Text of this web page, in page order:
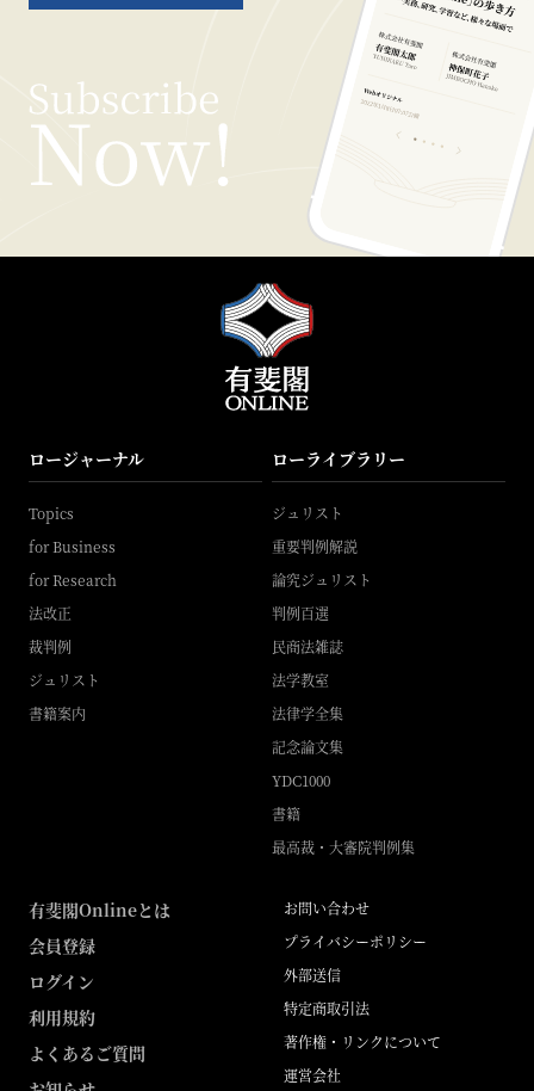
ロージャーナル
Topics
for Business
for Research
法改正
裁判例
ジュリスト
書籍案内
ローライブラリー
ジュリスト
重要判例解説
論究ジュリスト
判例百選
民商法雑誌
法学教室
法律学全集
記念論文集
YDC1000
書籍
最高裁・大審院判例集
有斐閣Onlineとは
会員登録
ログイン
利用規約
よくあるご質問
お問い合わせ
プライバシーポリシー
外部送信
特定商取引法
著作権・リンクについて
運営会社